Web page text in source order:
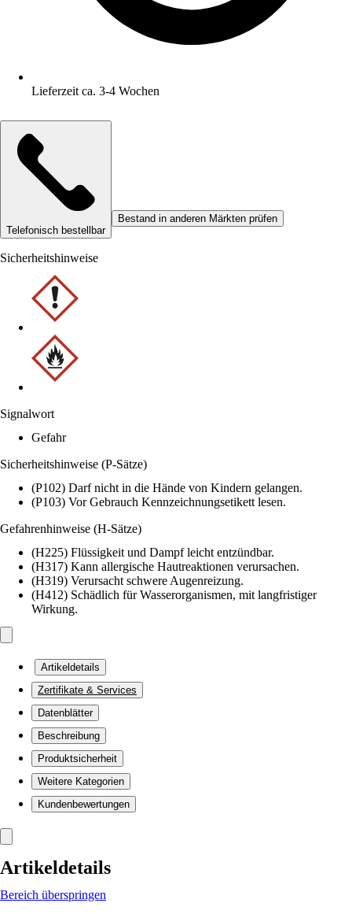
Lieferzeit ca. 3-4 Wochen
Telefonisch bestellbar
Bestand in anderen Märkten prüfen
Sicherheitshinweise
Signalwort
Gefahr
Sicherheitshinweise (P-Sätze)
(P102) Darf nicht in die Hände von Kindern gelangen.
(P103) Vor Gebrauch Kennzeichnungsetikett lesen.
Gefahrenhinweise (H-Sätze)
(H225) Flüssigkeit und Dampf leicht entzündbar.
(H317) Kann allergische Hautreaktionen verursachen.
(H319) Verursacht schwere Augenreizung.
(H412) Schädlich für Wasserorganismen, mit langfristiger
Wirkung.
Artikeldetails
Zertifikate & Services
Datenblätter
Beschreibung
Produktsicherheit
Weitere Kategorien
Kundenbewertungen
Artikeldetails
Bereich überspringen